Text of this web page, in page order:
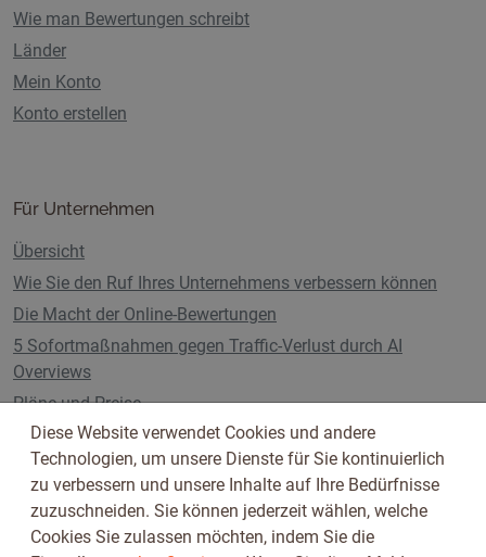
Wie man Bewertungen schreibt
Länder
Mein Konto
Konto erstellen
Für Unternehmen
Übersicht
Wie Sie den Ruf Ihres Unternehmens verbessern können
Die Macht der Online-Bewertungen
5 Sofortmaßnahmen gegen Traffic-Verlust durch AI
Overviews
Pläne und Preise
Folge uns auf
Diese Website verwendet Cookies und andere
Technologien, um unsere Dienste für Sie kontinuierlich
zu verbessern und unsere Inhalte auf Ihre Bedürfnisse
zuzuschneiden. Sie können jederzeit wählen, welche
Cookies Sie zulassen möchten, indem Sie die